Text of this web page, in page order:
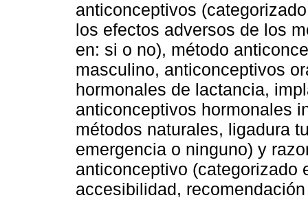
anticonceptivos
los efectos adversos de los
en: si o no), método
masculino, anticonceptivos
hormonales de lactancia,
anticonceptivos hormonales
métodos naturales, ligadura
emergencia o ninguno) y
anticonceptivo (categorizado
accesibilidad,